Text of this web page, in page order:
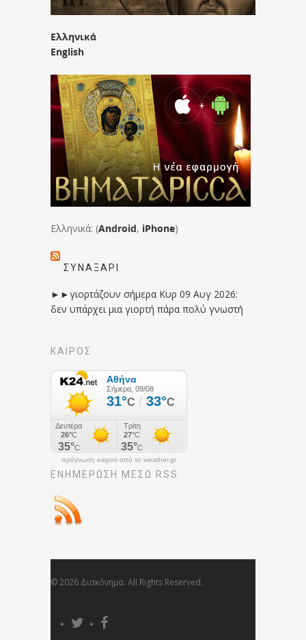
Ελληνικά
English
Ελληνικά: (Android, iPhone)
ΣΥΝΑΞΆΡΙ
►►γιορτάζουν σήμερα Κυρ 09 Αυγ 2026:
δεν υπάρχει μια γιορτή πάρα πολύ γνωστή
ΚΑΙΡΟΣ
πρόγνωση καιρού από το weather.gr
ΕΝΗΜΈΡΩΣΉ ΜΕΣΩ RSS
© 2026 Διακόνημα. All Rights Reserved.